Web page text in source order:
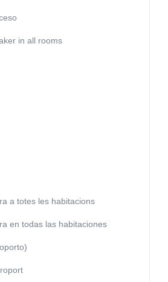
in all rooms
a totes les habitacions
en todas las habitaciones